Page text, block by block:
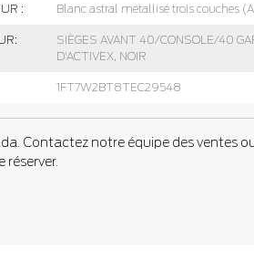
: Blanc astral métallisé trois couches
SIÈGES AVANT 40/CONSOLE/40
D'ACTIVEX, NOIR
1FT7W2BT8TEC29548
Contactez notre équipe des ventes
réserver.